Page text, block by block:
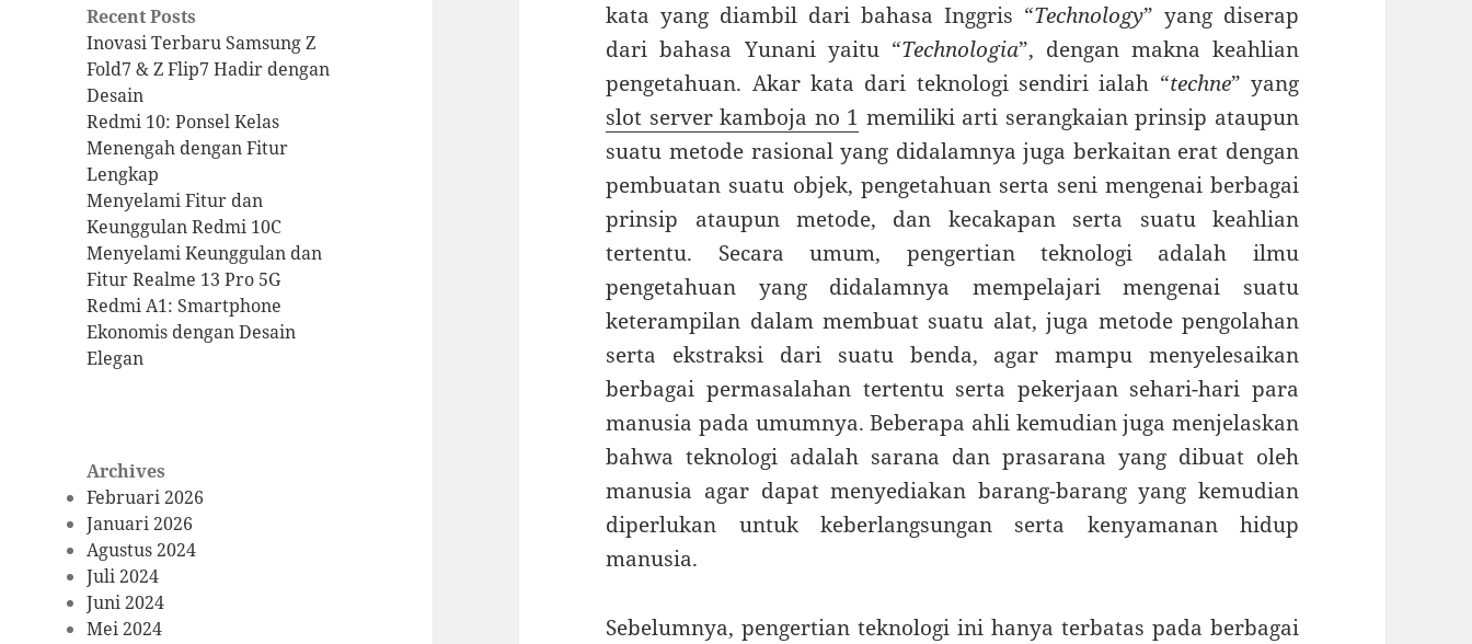
Recent Posts
Inovasi Terbaru Samsung Z
Fold7 & Z Flip7 Hadir dengan
Desain
Redmi 10: Ponsel Kelas
Menengah dengan Fitur
Lengkap
Menyelami Fitur dan
Keunggulan Redmi 10C
Menyelami Keunggulan dan
Fitur Realme 13 Pro 5G
Redmi A1: Smartphone
Ekonomis dengan Desain
Elegan
Archives
Februari 2026
Januari 2026
Agustus 2024
Juli 2024
Juni 2024
Mei 2024
kata yang diambil dari bahasa Inggris “Technology” yang diserap
dari bahasa Yunani yaitu “Technologia”, dengan makna keahlian
pengetahuan. Akar kata dari teknologi sendiri ialah “techne” yang
slot server kamboja no 1 memiliki arti serangkaian prinsip ataupun
suatu metode rasional yang didalamnya juga berkaitan erat dengan
pembuatan suatu objek, pengetahuan serta seni mengenai berbagai
prinsip ataupun metode, dan kecakapan serta suatu keahlian
tertentu. Secara umum, pengertian teknologi adalah ilmu
pengetahuan yang didalamnya mempelajari mengenai suatu
keterampilan dalam membuat suatu alat, juga metode pengolahan
serta ekstraksi dari suatu benda, agar mampu menyelesaikan
berbagai permasalahan tertentu serta pekerjaan sehari-hari para
manusia pada umumnya. Beberapa ahli kemudian juga menjelaskan
bahwa teknologi adalah sarana dan prasarana yang dibuat oleh
manusia agar dapat menyediakan barang-barang yang kemudian
diperlukan untuk keberlangsungan serta kenyamanan hidup
manusia.
Sebelumnya, pengertian teknologi ini hanya terbatas pada berbagai